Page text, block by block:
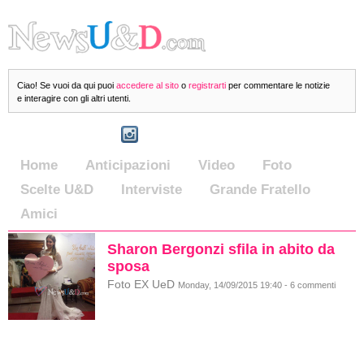
Ciao! Se vuoi da qui puoi accedere al sito o registrarti per commentare le notizie
e interagire con gli altri utenti.
Home Anticipazioni Video
Foto
Scelte U&D
Interviste
Grande Fratello
Amici
Sharon Bergonzi sfila in abito da
sposa
Foto EX UeD Monday, 14/09/2015 19:40 - 6 commenti